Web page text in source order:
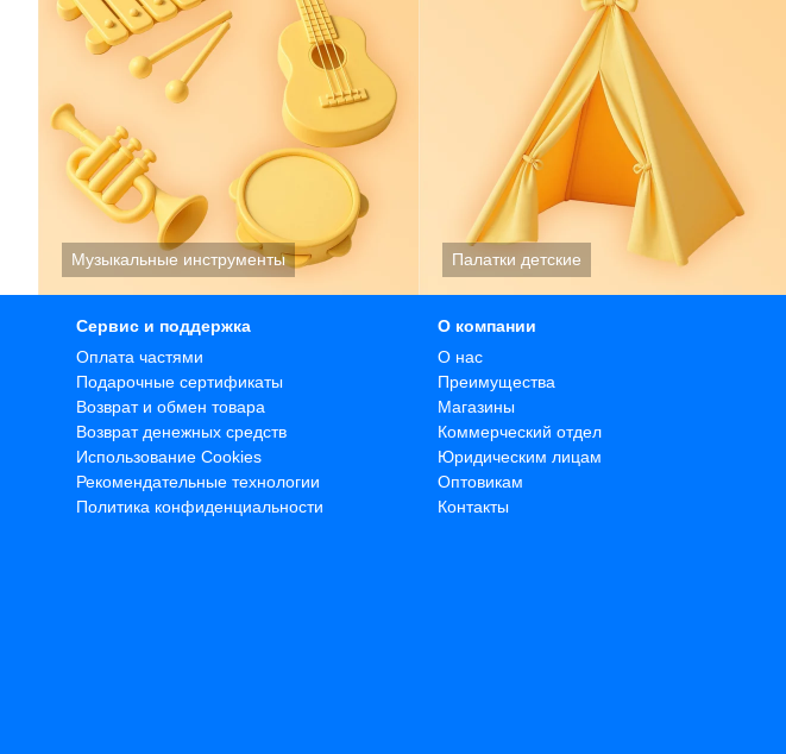
Сервис и поддержка
Оплата частями
Подарочные сертификаты
Возврат и обмен товара
Возврат денежных средств
Использование Cookies
Рекомендательные технологии
Политика конфиденциальности
О компании
О нас
Преимущества
Магазины
Коммерческий отдел
Юридическим лицам
Оптовикам
Контакты